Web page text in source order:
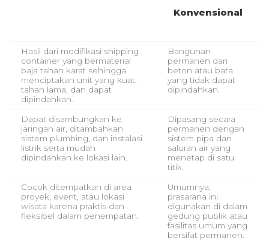
Konvensional
Hasil dari modifikasi shipping
container yang bermaterial
baja tahan karat sehingga
menciptakan unit yang kuat,
tahan lama, dan dapat
dipindahkan.
Bangunan
permanen dari
beton atau bata
yang tidak dapat
dipindahkan.
Dapat disambungkan ke
jaringan air, ditambahkan
sistem plumbing, dan instalasi
listrik serta mudah
dipindahkan ke lokasi lain.
Dipasang secara
permanen dengan
sistem pipa dan
saluran air yang
menetap di satu
titik.
Cocok ditempatkan di area
proyek, event, atau lokasi
wisata karena praktis dan
fleksibel dalam penempatan.
Umumnya,
prasarana ini
digunakan di dalam
gedung publik atau
fasilitas umum yang
bersifat permanen.